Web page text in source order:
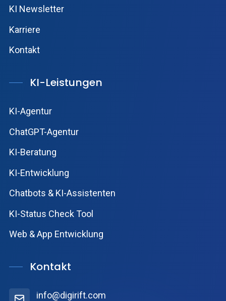
KI Newsletter
Karriere
Kontakt
KI-Leistungen
KI-Agentur
ChatGPT-Agentur
KI-Beratung
KI-Entwicklung
Chatbots & KI-Assistenten
KI-Status Check Tool
Web & App Entwicklung
Kontakt
info@digirift.com